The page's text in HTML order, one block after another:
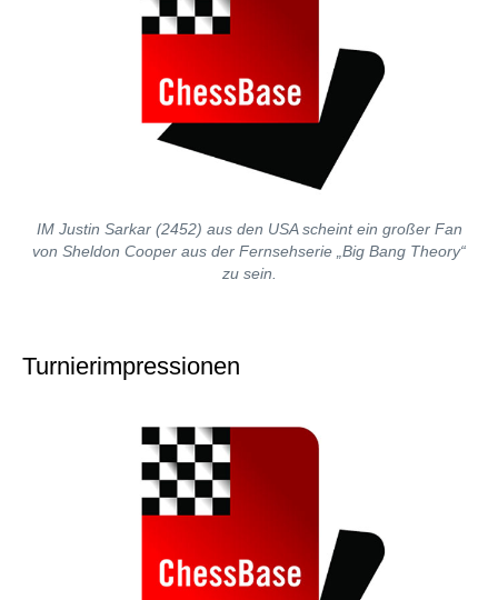
IM Justin Sarkar (2452) aus den USA scheint ein großer Fan
von Sheldon Cooper aus der Fernsehserie „Big Bang Theory“
zu sein.
Turnierimpressionen